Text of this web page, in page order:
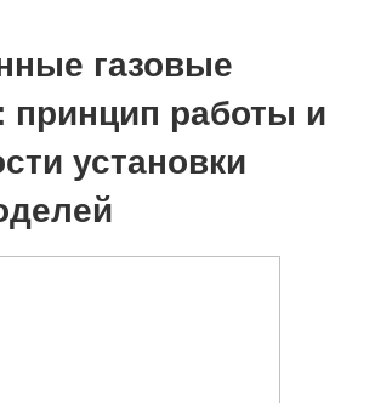
газовые
принцип работы и
установки